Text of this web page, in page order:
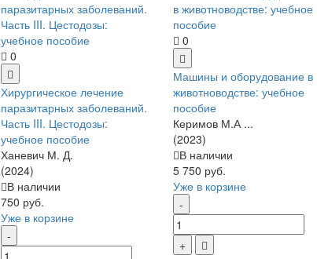
0
Хирургическое лечение
паразитарных заболеваний.
Часть III. Цестодозы:
учебное пособие
Ханевич М. Д.
(2024)
В наличии
750 руб.
Уже в корзине
0
Машины и оборудование в
животноводстве: учебное
пособие
Керимов М.А ...
(2023)
В наличии
5 750 руб.
Уже в корзине